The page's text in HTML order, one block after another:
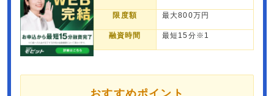
限度額 最大800万円
融資時間 最短15分※1
おすすめポイント